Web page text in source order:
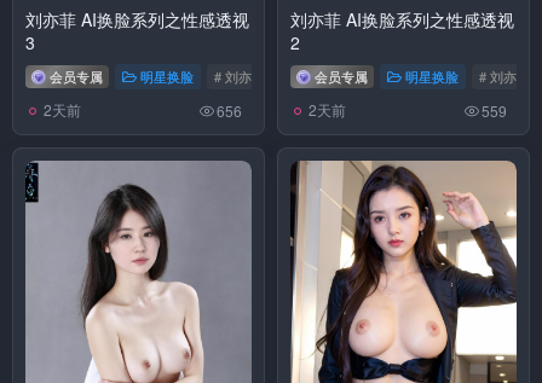
刘亦菲 AI换脸系列之性感透视
3
会员专属 明星换脸 # 刘亦菲
2天前 656
刘亦菲 AI换脸系列之性感透视
2
会员专属 明星换脸 # 刘亦菲
2天前 559